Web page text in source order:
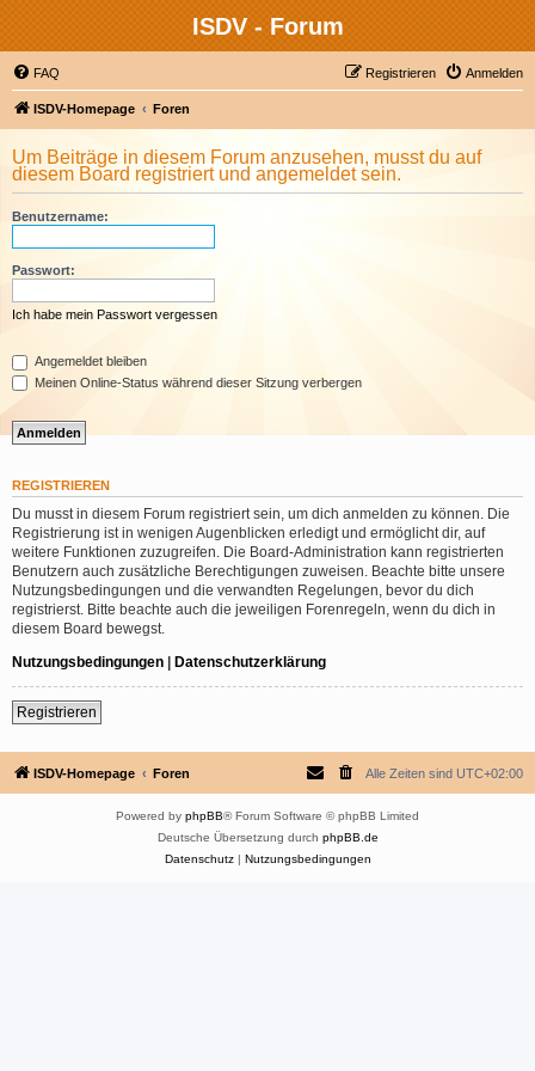
ISDV - Forum
FAQ Anmelden
Registrieren
ISDV-Homepage Foren
Um Beiträge in diesem Forum anzusehen, musst du auf
diesem Board registriert und angemeldet sein.
Benutzername:
Passwort:
Ich habe mein Passwort vergessen
Angemeldet bleiben
Meinen Online-Status während dieser Sitzung verbergen
REGISTRIEREN
Du musst in diesem Forum registriert sein, um dich anmelden zu können. Die
Registrierung ist in wenigen Augenblicken erledigt und ermöglicht dir, auf
weitere Funktionen zuzugreifen. Die Board-Administration kann registrierten
Benutzern auch zusätzliche Berechtigungen zuweisen. Beachte bitte unsere
Nutzungsbedingungen und die verwandten Regelungen, bevor du dich
registrierst. Bitte beachte auch die jeweiligen Forenregeln, wenn du dich in
diesem Board bewegst.
Nutzungsbedingungen | Datenschutzerklärung
Registrieren
ISDV-Homepage Foren Alle Zeiten sind UTC+02:00
Powered by phpBB® Forum Software © phpBB Limited
Deutsche Übersetzung durch phpBB.de
Datenschutz| Nutzungsbedingungen